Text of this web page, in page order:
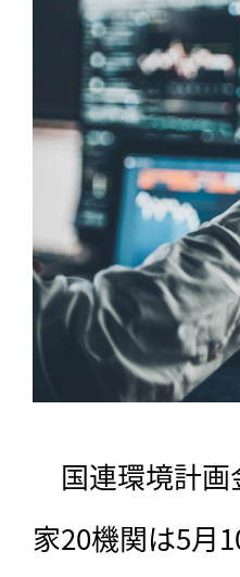
国連環境計画
家20機関は5月